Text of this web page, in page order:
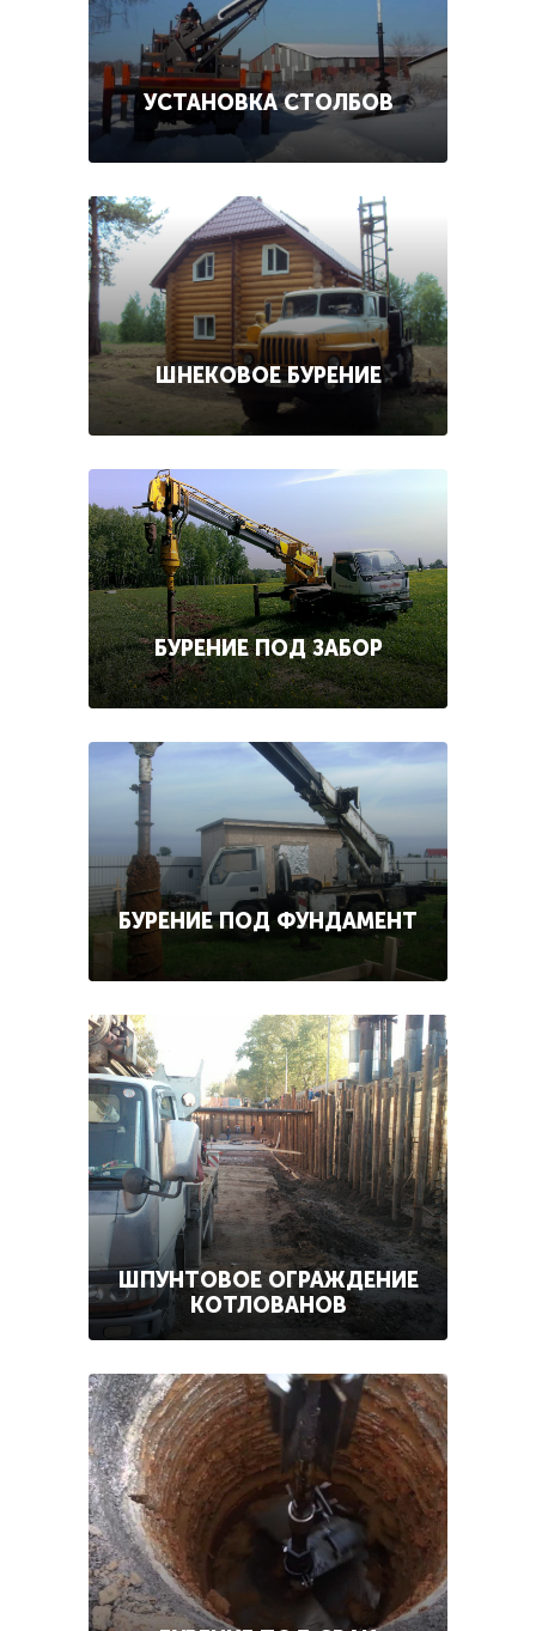
УСТАНОВКА СТОЛБОВ
ШНЕКОВОЕ БУРЕНИЕ
БУРЕНИЕ ПОД ЗАБОР
БУРЕНИЕ ПОД ФУНДАМЕНТ
ШПУНТОВОЕ ОГРАЖДЕНИЕ
КОТЛОВАНОВ